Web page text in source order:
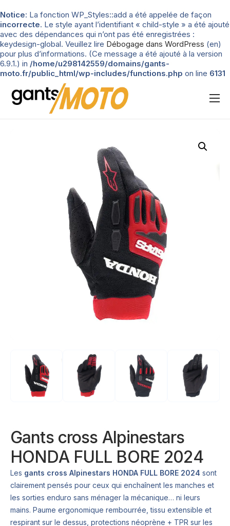
Notice: La fonction WP_Styles::add a été appelée de façon
incorrecte. Le style ayant l’identifiant « child-style » a été ajouté
avec des dépendances qui n’ont pas été enregistrées :
keydesign-global. Veuillez lire Débogage dans WordPress (en)
pour plus d’informations. (Ce message a été ajouté à la version
6.9.1.) in /home/u298142559/domains/gants-
moto.fr/public_html/wp-includes/functions.php on line 6131
Nos tests
Gants cross Alpinestars
HONDA FULL BORE 2024
Les gants cross Alpinestars HONDA FULL BORE 2024 sont
clairement pensés pour ceux qui enchaînent les manches et
les sorties enduro sans ménager la mécanique… ni leurs
mains. Paume ergonomique rembourrée, tissu extensible et
respirant sur le dessus, protections néoprène + TPR sur les